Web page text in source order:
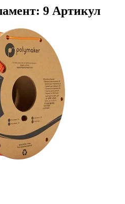
9 Артикул